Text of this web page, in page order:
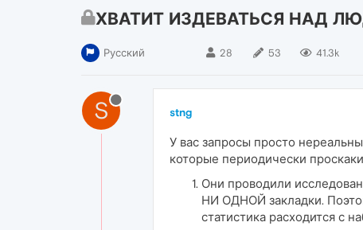
ХВАТИТ ИЗДЕВАТЬСЯ НАД
Русский 28 53 41.3k
S stng
У вас запросы просто
которые периодически
Они проводили
НИ ОДНОЙ закладки.
статистика расходится с